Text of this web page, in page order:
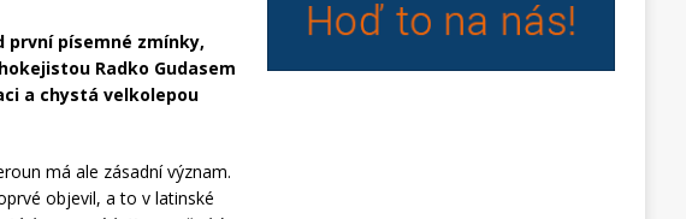
první písemné zmínky,
Radko Gudasem
a chystá velkolepou
má ale zásadní význam.
objevil, a to v latinské